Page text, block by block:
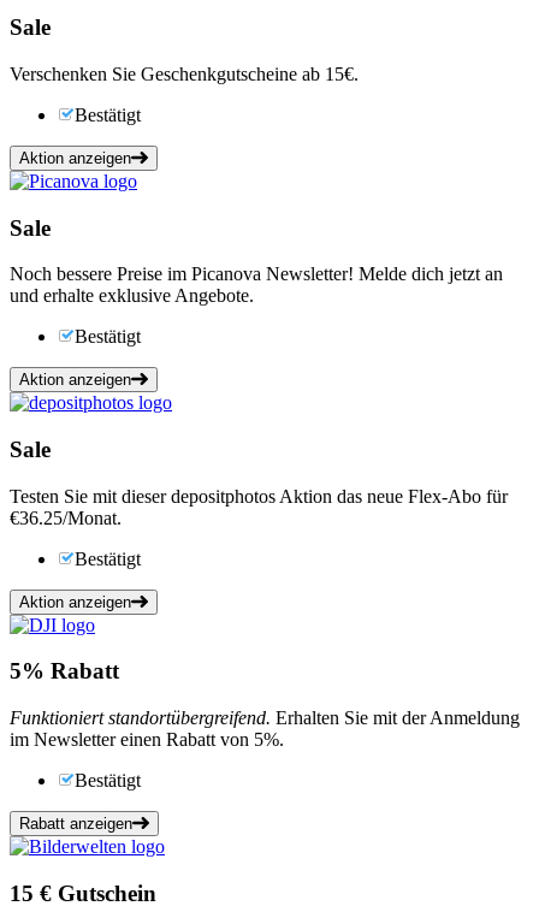
Sale
Verschenken Sie Geschenkgutscheine ab 15€.
Bestätigt
Aktion anzeigen
Sale
Noch bessere Preise im Picanova Newsletter! Melde dich jetzt an
und erhalte exklusive Angebote.
Bestätigt
Aktion anzeigen
Sale
Testen Sie mit dieser depositphotos Aktion das neue Flex-Abo für
€36.25/Monat.
Bestätigt
Aktion anzeigen
5% Rabatt
Funktioniert standortübergreifend. Erhalten Sie mit der Anmeldung
im Newsletter einen Rabatt von 5%.
Bestätigt
Rabatt anzeigen
15 € Gutschein